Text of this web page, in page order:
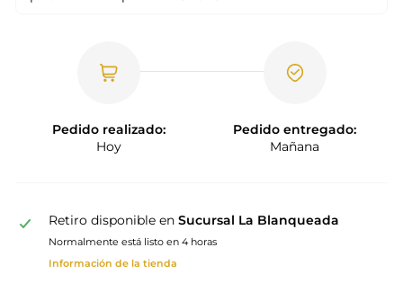
Pedido realizado:
Hoy
Pedido entregado:
Mañana
Retiro disponible en Sucursal La Blanqueada
Normalmente está listo en 4 horas
Información de la tienda